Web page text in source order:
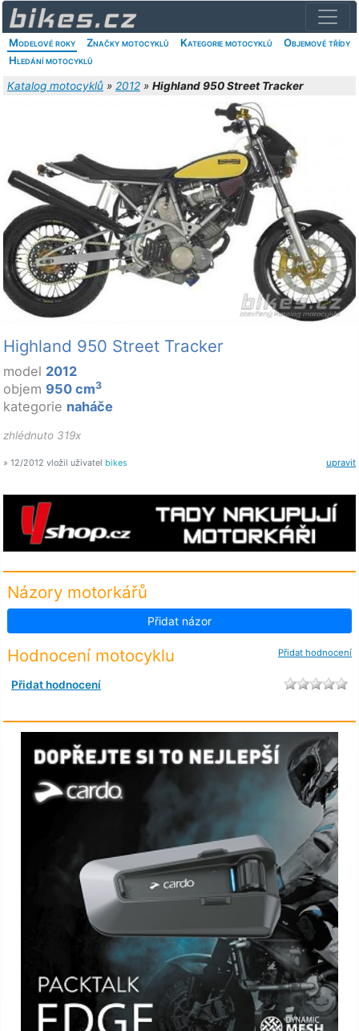
Modelové roky Značky motocyklů Kategorie motocyklů
Objemové třídy
Hledání motocyklů
Katalog motocyklů » 2012 » Highland 950 Street Tracker
Highland 950 Street Tracker
model 2012
objem 950 cm3
kategorie naháče
zhlédnuto 319x
upravit
» 12/2012 vložil uživatel bikes
Názory motorkářů
Přidat názor
Přidat hodnocení
Hodnocení motocyklu
Přidat hodnocení